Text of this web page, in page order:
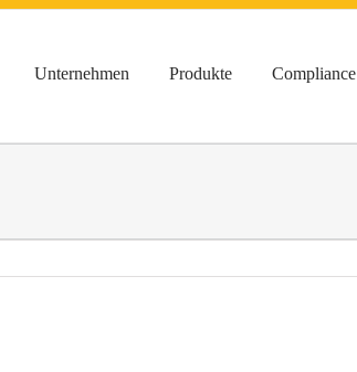
Unternehmen Produkte Compliance